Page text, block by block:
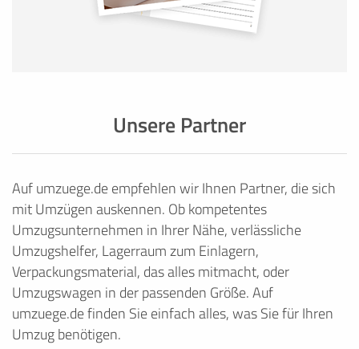
Unsere Partner
Auf umzuege.de empfehlen wir Ihnen Partner, die sich
mit Umzügen auskennen. Ob kompetentes
Umzugsunternehmen in Ihrer Nähe, verlässliche
Umzugshelfer, Lagerraum zum Einlagern,
Verpackungsmaterial, das alles mitmacht, oder
Umzugswagen in der passenden Größe. Auf
umzuege.de finden Sie einfach alles, was Sie für Ihren
Umzug benötigen.